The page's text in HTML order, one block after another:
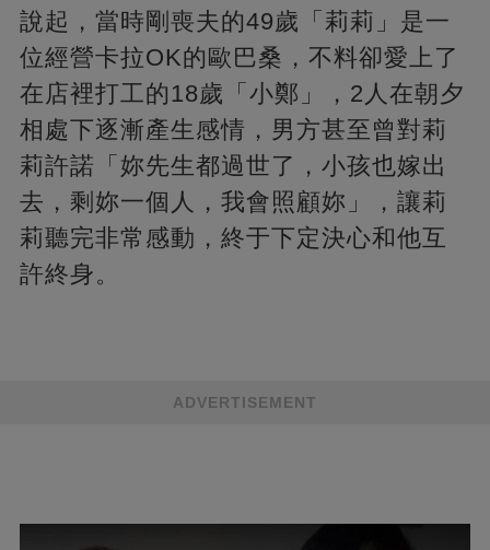
說起，當時剛喪夫的49歲「莉莉」是一
位經營卡拉OK的歐巴桑，不料卻愛上了
在店裡打工的18歲「小鄭」，2人在朝夕
相處下逐漸產生感情，男方甚至曾對莉
莉許諾「妳先生都過世了，小孩也嫁出
去，剩妳一個人，我會照顧妳」，讓莉
莉聽完非常感動，終于下定決心和他互
許終身。
ADVERTISEMENT